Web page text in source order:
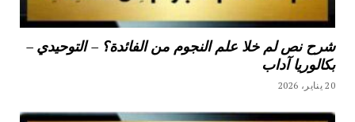
شرح نص لم خلا علم النجوم من الفائدة؟ – التوحيدي –
بكالوريا آداب
20 يناير، 2026